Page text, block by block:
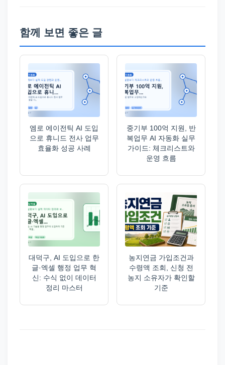
함께 보면 좋은 글
엠로 에이전틱 AI 도입
으로 휴니드 전사 업무
효율화 성공 사례
중기부 100억 지원, 반
복업무 AI 자동화 실무
가이드: 체크리스트와
운영 흐름
대덕구, AI 도입으로 한
글·엑셀 행정 업무 혁
신: 수식 없이 데이터
정리 마스터
농지연금 가입조건과
수령액 조회, 신청 전
농지 소유자가 확인할
기준